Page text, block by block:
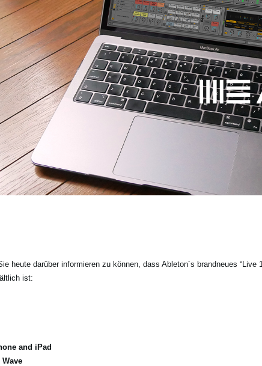
heute darüber informieren zu können, dass Ableton´s brandneues
ist:
and iPad
Wave